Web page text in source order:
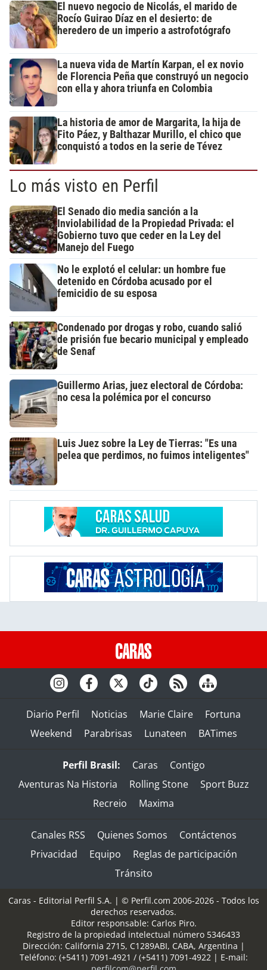
El nuevo negocio de Nicolás, el marido de
Rocío Guirao Díaz en el desierto: de
heredero de un imperio a astrofotógrafo
La nueva vida de Martín Karpan, el ex novio
de Florencia Peña que construyó un negocio
con ella y ahora triunfa en Colombia
La historia de amor de Margarita, la hija de
Fito Páez, y Balthazar Murillo, el chico que
conquistó a todos en la serie de Tévez
Lo más visto en Perfil
El Senado dio media sanción a la
Inviolabilidad de la Propiedad Privada: el
Gobierno tuvo que ceder en la Ley del
Manejo del Fuego
No le explotó el celular: un hombre fue
detenido en Córdoba acusado por el
femicidio de su esposa
Condenado por drogas y robo, cuando salió
de prisión fue becario municipal y empleado
de Senaf
Guillermo Arias, juez electoral de Córdoba:
no cesa la polémica por el concurso
Luis Juez sobre la Ley de Tierras: "Es una
pelea que perdimos, no fuimos inteligentes"
Diario Perfil Noticias Marie Claire
Fortuna
Weekend
Parabrisas Lunateen BATimes
Perfil Brasil: Caras
Contigo
Aventuras Na Historia
Rolling Stone
Sport Buzz
Recreio
Maxima
Canales RSS Quienes Somos
Contáctenos
Privacidad
Equipo
Reglas de participación
Tránsito
Caras - Editorial Perfil S.A. | © Perfil.com 2006-2026 - Todos los
derechos reservados.
Editor responsable: Carlos Piro.
Registro de la propiedad intelectual número 5346433
Dirección: California 2715, C1289ABI, CABA, Argentina |
Teléfono: (+5411) 7091-4921 / (+5411) 7091-4922| E-mail: